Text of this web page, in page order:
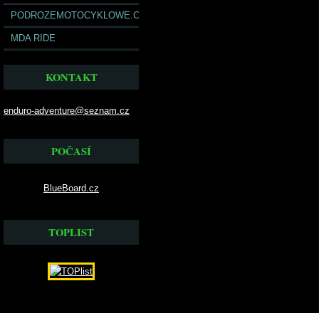
PODROZEMOTOCYKLOWE.COM
MDA RIDE
KONTAKT
enduro-adventure@seznam.cz
POČASÍ
BlueBoard.cz
TOPLIST